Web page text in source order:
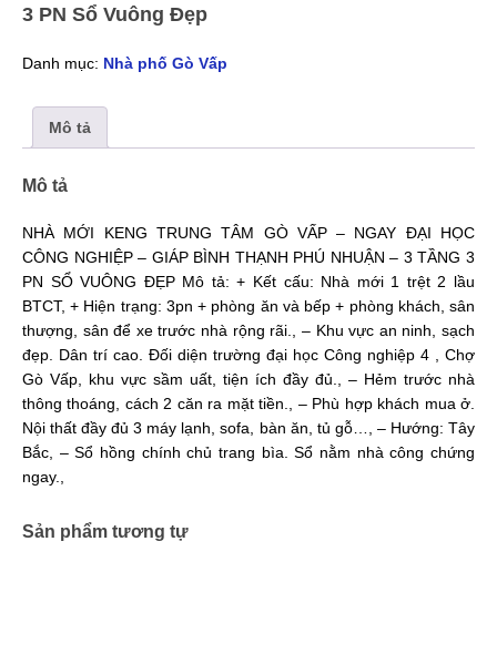
3 PN Sổ Vuông Đẹp
Danh mục: Nhà phố Gò Vấp
Mô tả
Mô tả
NHÀ MỚI KENG TRUNG TÂM GÒ VẤP – NGAY ĐẠI HỌC
CÔNG NGHIỆP – GIÁP BÌNH THẠNH PHÚ NHUẬN – 3 TẦNG 3
PN SỔ VUÔNG ĐẸP Mô tả: + Kết cấu: Nhà mới 1 trệt 2 lầu
BTCT, + Hiện trạng: 3pn + phòng ăn và bếp + phòng khách, sân
thượng, sân để xe trước nhà rộng rãi., – Khu vực an ninh, sạch
đẹp. Dân trí cao. Đối diện trường đại học Công nghiệp 4 , Chợ
Gò Vấp, khu vực sầm uất, tiện ích đầy đủ., – Hẻm trước nhà
thông thoáng, cách 2 căn ra mặt tiền., – Phù hợp khách mua ở.
Nội thất đầy đủ 3 máy lạnh, sofa, bàn ăn, tủ gỗ…, – Hướng: Tây
Bắc, – Sổ hồng chính chủ trang bìa. Sổ nằm nhà công chứng
ngay.,
Sản phẩm tương tự